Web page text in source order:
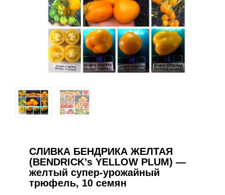
СЛИВКА БЕНДРИКА ЖЕЛТАЯ
(BENDRICK’s YELLOW PLUM) —
желтый супер-урожайный
трюфель, 10 семян